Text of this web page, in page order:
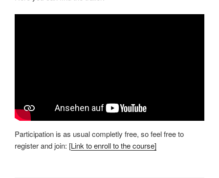
Participation is as usual completly free, so feel free to
register and join: [Link to enroll to the course]